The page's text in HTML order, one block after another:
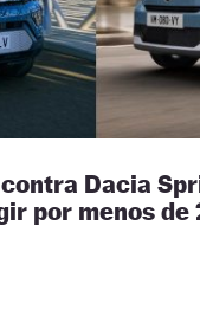
Dacia
por menos de